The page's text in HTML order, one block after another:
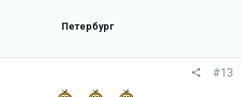
Петербург
#13